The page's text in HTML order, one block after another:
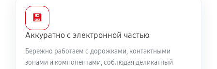
💾
Аккуратно с электронной частью
Бережно работаем с дорожками, контактными
зонами и компонентами, соблюдая деликатный